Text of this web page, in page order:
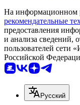
На информационном
рекомендательные
предоставления
и анализа сведений,
пользователей сети
Российской
Русский